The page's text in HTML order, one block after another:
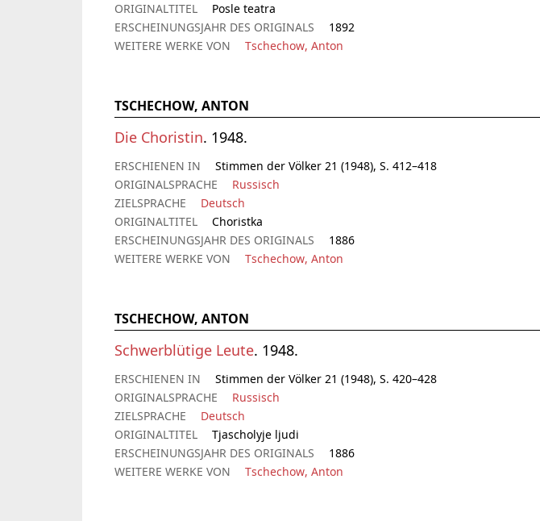
ORIGINALTITEL
Posle teatra
ERSCHEINUNGSJAHR DES ORIGINALS
1892
WEITERE WERKE VON
Tschechow, Anton
TSCHECHOW, ANTON
Die Choristin. 1948.
ERSCHIENEN IN
Stimmen der Völker 21 (1948), S. 412–418
ORIGINALSPRACHE
Russisch
ZIELSPRACHE
Deutsch
ORIGINALTITEL
Choristka
ERSCHEINUNGSJAHR DES ORIGINALS
1886
WEITERE WERKE VON
Tschechow, Anton
TSCHECHOW, ANTON
Schwerblütige Leute. 1948.
ERSCHIENEN IN
Stimmen der Völker 21 (1948), S. 420–428
ORIGINALSPRACHE
Russisch
ZIELSPRACHE
Deutsch
ORIGINALTITEL
Tjascholyje ljudi
ERSCHEINUNGSJAHR DES ORIGINALS
1886
WEITERE WERKE VON
Tschechow, Anton